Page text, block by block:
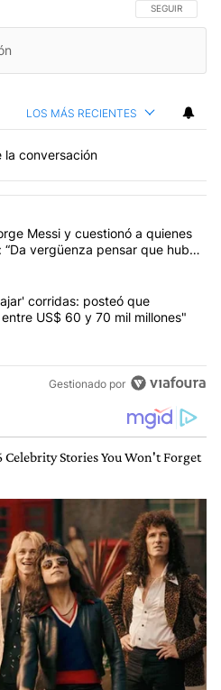
SIGA ESTA
SEGUIR
LOS MÁS RECIENTES
la conversación
con más comentarios en los
título "Milei despidió a Jorge
Messi y cuestionó a quienes
vergüenza pensar que hubo
título "Milei, listo para 'atajar'
corridas: posteó que
US$ 60 y 70 mil millones"
Gestionado por